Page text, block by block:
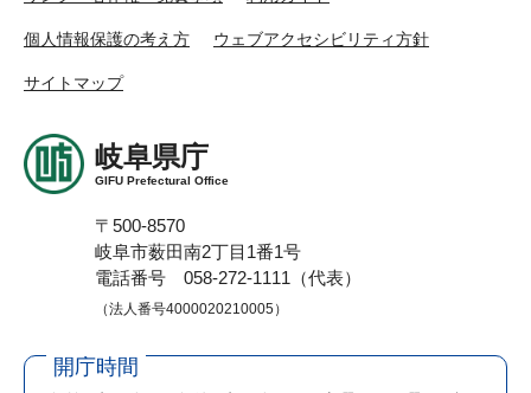
個人情報保護の考え方 ウェブアクセシビリティ方針
サイトマップ
岐阜県庁
GIFU Prefectural Office
〒500-8570
岐阜市薮田南2丁目1番1号
電話番号 058-272-1111（代表）
（法人番号4000020210005）
開庁時間